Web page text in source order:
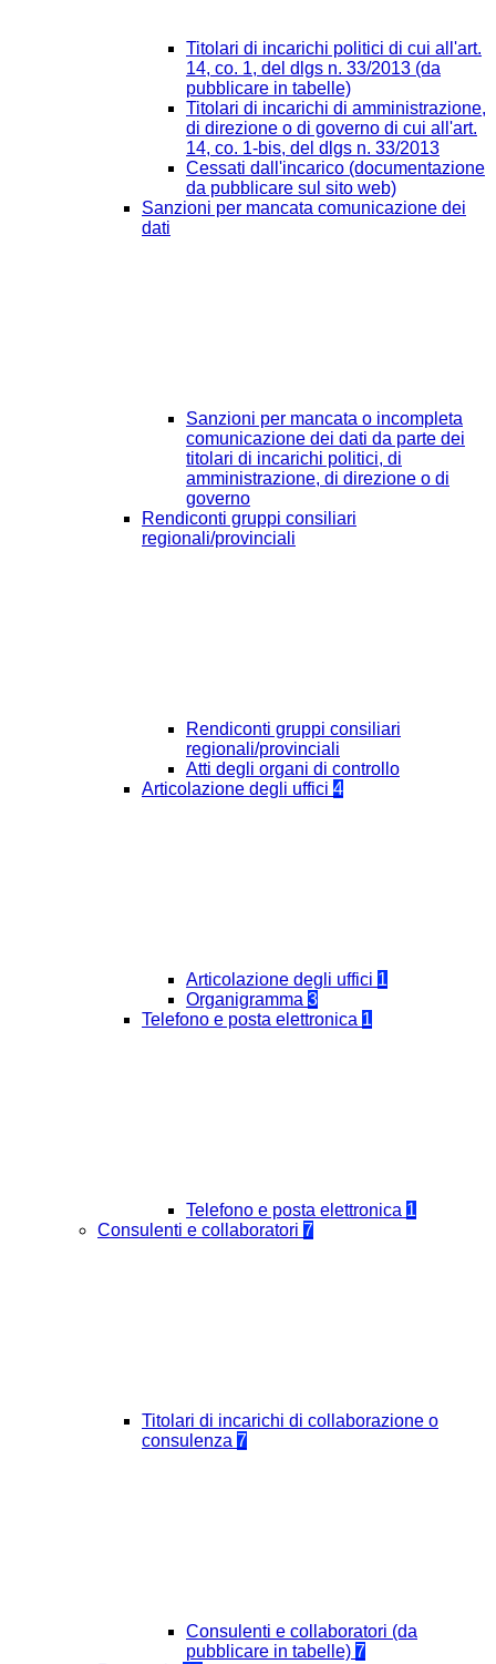
Titolari di incarichi politici di cui all'art.
14, co. 1, del dlgs n. 33/2013 (da
pubblicare in tabelle)
Titolari di incarichi di amministrazione,
di direzione o di governo di cui all'art.
14, co. 1-bis, del dlgs n. 33/2013
Cessati dall'incarico (documentazione
da pubblicare sul sito web)
Sanzioni per mancata comunicazione dei
dati
Sanzioni per mancata o incompleta
comunicazione dei dati da parte dei
titolari di incarichi politici, di
amministrazione, di direzione o di
governo
Rendiconti gruppi consiliari
regionali/provinciali
Rendiconti gruppi consiliari
regionali/provinciali
Atti degli organi di controllo
Articolazione degli uffici 4
Articolazione degli uffici 1
Organigramma 3
Telefono e posta elettronica 1
Telefono e posta elettronica 1
Consulenti e collaboratori 7
Titolari di incarichi di collaborazione o
consulenza 7
Consulenti e collaboratori (da
pubblicare in tabelle) 7